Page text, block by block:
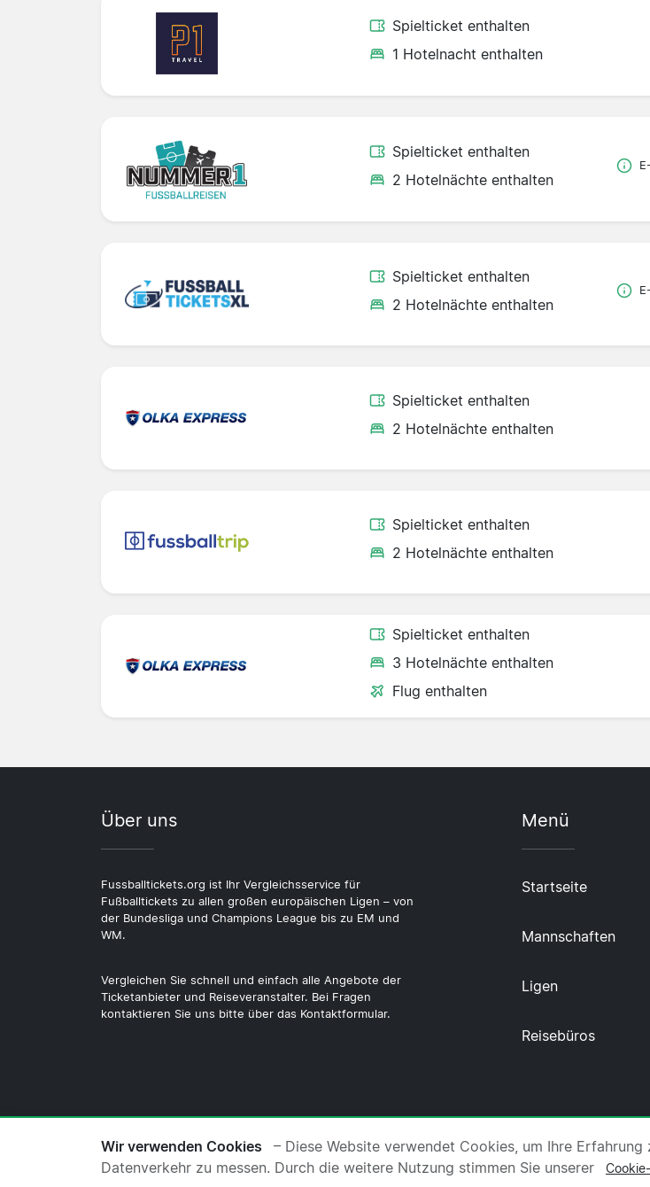
Spielticket enthalten
1 Hotelnacht enthalten
Spielticket enthalten
2 Hotelnächte enthalten
Spielticket enthalten
2 Hotelnächte enthalten
Spielticket enthalten
2 Hotelnächte enthalten
Spielticket enthalten
2 Hotelnächte enthalten
Spielticket enthalten
3 Hotelnächte enthalten
Flug enthalten
Über uns
Fussballtickets.org ist Ihr Vergleichsservice für
Fußballtickets zu allen großen europäischen Ligen – von
der Bundesliga und Champions League bis zu EM und
WM.
Vergleichen Sie schnell und einfach alle Angebote der
Ticketanbieter und Reiseveranstalter. Bei Fragen
kontaktieren Sie uns bitte über das Kontaktformular.
Menü
Startseite
Mannschaften
Ligen
Reisebüros
© 2026 Copyright Fussballtickets.org ·Über uns·Impressum·Kontakt·
Wir verwenden Cookies
– Diese Website verwendet Cookies, um Ihre Erfahrung
Datenverkehr zu messen. Durch die weitere Nutzung stimmen Sie unserer